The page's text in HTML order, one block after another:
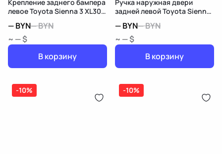
Крепление заднего бампера
левое Toyota Sienna 3 XL30
—BYN—BYN
~ — $
В корзину
Ручка наружная двери
задней левой Toyota Sienna
—BYN—BYN
~ — $
В корзину
-10% -10%